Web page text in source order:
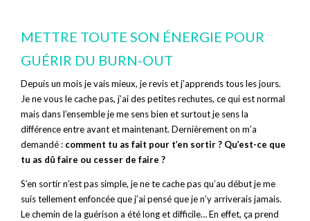
METTRE TOUTE SON ÉNERGIE POUR
GUÉRIR DU BURN-OUT
Depuis un mois je vais mieux, je revis et j’apprends tous les jours.
Je ne vous le cache pas, j’ai des petites rechutes, ce qui est normal
mais dans l’ensemble je me sens bien et surtout je sens la
différence entre avant et maintenant. Dernièrement on m’a
demandé : comment tu as fait pour t’en sortir ? Qu’est-ce que
tu as dû faire ou cesser de faire ?
S’en sortir n’est pas simple, je ne te cache pas qu’au début je me
suis tellement enfoncée que j’ai pensé que je n’y arriverais jamais.
Le chemin de la guérison a été long et difficile… En effet, ça prend